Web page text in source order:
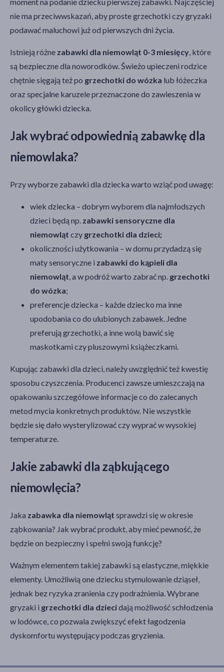
moment na podanie dziecku pierwszej zabawki. Najczęściej
nie ma przeciwwskazań, aby proste grzechotki czy gryzaki
podawać maluchowi już od pierwszych dni życia.
Istnieją różne zabawki dla niemowląt 0-3 miesięcy, które
są bezpieczne dla noworodków. Świeżo upieczeni rodzice
chętnie sięgają też po grzechotki do wózka lub łóżeczka
oraz specjalne karuzele przeznaczone do zawieszenia w
okolicy główki dziecka.
Jak wybrać odpowiednią zabawkę dla
niemowlaka?
Przy wyborze zabawki dla dziecka warto wziąć pod uwagę:
wiek dziecka – dobrym wyborem dla najmłodszych
dzieci będą np. zabawki sensoryczne dla
niemowląt czy grzechotki dla dzieci;
okoliczności użytkowania – w domu przydadzą się
maty sensoryczne i zabawki do kąpieli dla
niemowląt, a w podróż warto zabrać np. grzechotki
do wózka;
preferencje dziecka – każde dziecko ma inne
upodobania co do ulubionych zabawek. Jedne
preferują grzechotki, a inne wolą bawić się
maskotkami czy pluszowymi książeczkami.
Kupując zabawki dla dzieci, należy uwzględnić też kwestię
sposobu czyszczenia. Producenci zawsze umieszczają na
opakowaniu szczegółowe informacje co do zalecanych
metod mycia konkretnych produktów. Nie wszystkie
będzie się dało wysterylizować czy wyprać w wysokiej
temperaturze.
Jakie zabawki dla ząbkującego
niemowlęcia?
Jaka zabawka dla niemowląt sprawdzi się w okresie
ząbkowania? Jak wybrać produkt, aby mieć pewność, że
będzie on bezpieczny i spełni swoją funkcję?
Ważnym elementem takiej zabawki są elastyczne, miękkie
elementy. Umożliwią one dziecku stymulowanie dziąseł,
jednak bez ryzyka zranienia czy podrażnienia. Wybrane
gryzaki i grzechotki dla dziecidają możliwość schłodzenia
w lodówce, co pozwala zwiększyć efekt łagodzenia
dyskomfortu występujący podczas gryzienia.